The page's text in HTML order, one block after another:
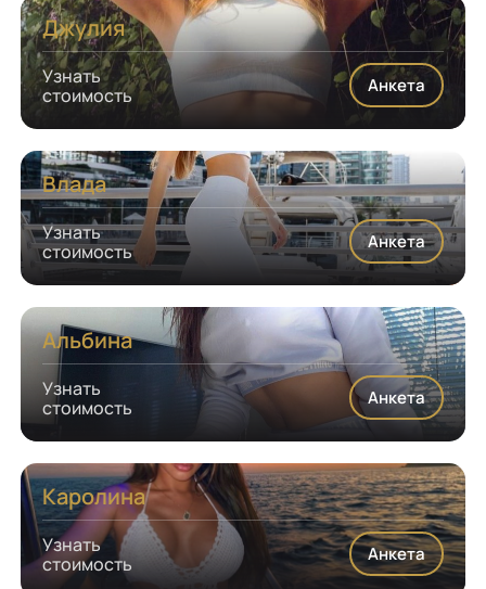
Джулия
Узнать
стоимость
Анкета
Влада
Узнать
стоимость
Анкета
Альбина
Узнать
стоимость
Анкета
Каролина
Узнать
стоимость
Анкета